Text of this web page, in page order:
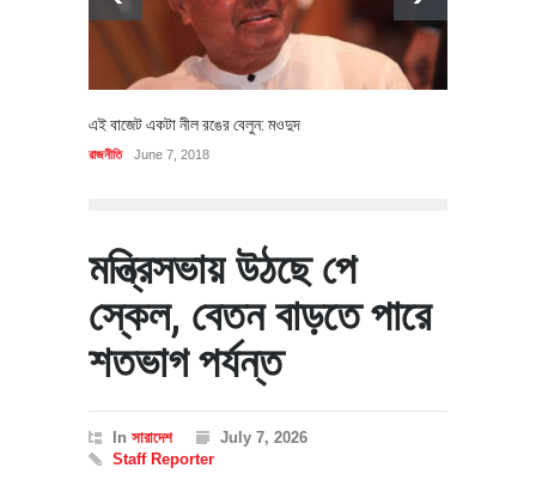
এই বাজেট একটা নীল রঙের বেলুন: মওদুদ
রাজনীতি June 7, 2018
মন্ত্রিসভায় উঠছে পে
স্কেল, বেতন বাড়তে পারে
শতভাগ পর্যন্ত
In সারাদেশ
July 7, 2026
Staff Reporter